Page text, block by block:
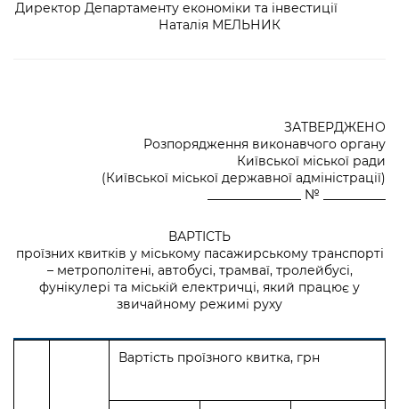
Директор Департаменту економіки та інвестиції
Наталія МЕЛЬНИК
ЗАТВЕРДЖЕНО
Розпорядження виконавчого органу
Київської міської ради
(Київської міської державної адміністрації)
_______________ № __________
ВАРТІСТЬ
проїзних квитків у міському пасажирському транспорті
– метрополітені, автобусі, трамваї, тролейбусі,
фунікулері та міській електричці, який працює у
звичайному режимі руху
Вартість проїзного квитка, грн